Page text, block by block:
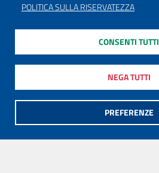
POLITICA SULLA RISERVATEZZA
PREFERENZE
NEGA TUTTI
CONSENTI TUTTI